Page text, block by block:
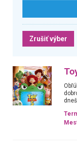
Zrušiť výber